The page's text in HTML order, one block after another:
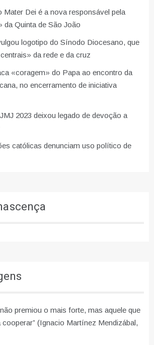
Mater Dei é a nova responsável pela
da Quinta de São João
logotipo do Sínodo Diocesano, que
da rede e da cruz
«coragem» do Papa ao encontro da
no encerramento de iniciativa
2023 deixou legado de devoção a
católicas denunciam uso político de
premiou o mais forte, mas aquele que
cooperar” (Ignacio Martínez Mendizábal,